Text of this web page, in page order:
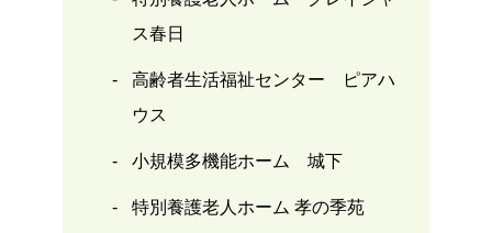
ス春日
高齢者生活福祉センター ピアハ
ウス
小規模多機能ホーム 城下
特別養護老人ホーム 孝の季苑